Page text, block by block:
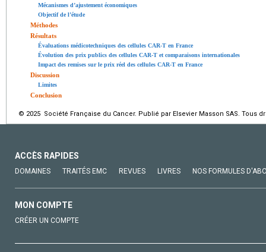
Mécanismes d’ajustement économiques
Objectif de l’étude
Méthodes
Résultats
Évaluations médicotechniques des cellules CAR-T en France
Évolution des prix publics des cellules CAR-T et comparaisons internationales
Impact des remises sur le prix réel des cellules CAR-T en France
Discussion
Limites
Conclusion
© 2025 Société Française du Cancer. Publié par Elsevier Masson SAS. Tous
ACCÈS RAPIDES
DOMAINES TRAITÉS EMC REVUES LIVRES NOS FORMULES
MON COMPTE
CRÉER UN COMPTE